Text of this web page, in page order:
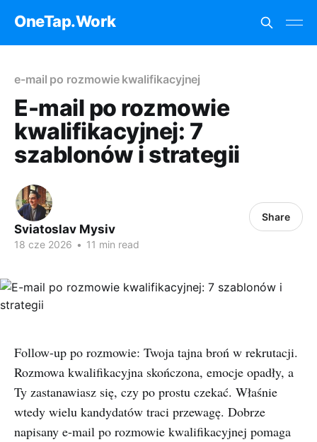
OneTap.Work
e-mail po rozmowie kwalifikacyjnej
E-mail po rozmowie
kwalifikacyjnej: 7
szablonów i strategii
Sviatoslav Mysiv
18 cze 2026 • 11 min read
Share
Follow-up po rozmowie: Twoja tajna broń w rekrutacji.
Rozmowa kwalifikacyjna skończona, emocje opadły, a
Ty zastanawiasz się, czy po prostu czekać. Właśnie
wtedy wielu kandydatów traci przewagę. Dobrze
napisany e-mail po rozmowie kwalifikacyjnej pomaga